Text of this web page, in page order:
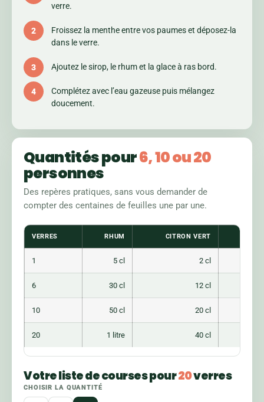
verre.
Froissez la menthe entre vos paumes et déposez-la
dans le verre.
Ajoutez le sirop, le rhum et la glace à ras bord.
Complétez avec l’eau gazeuse puis mélangez
doucement.
Quantités pour6, 10 ou 20
personnes
Des repères pratiques, sans vous demander de
compter des centaines de feuilles une par une.
VERRES RHUM CITRON VERT
1 5 cl 2 cl
6 30 cl 12 cl
10 50 cl 20 cl
20 1 litre 40 cl
Votre liste de courses pour20verres
CHOISIR LA QUANTITÉ